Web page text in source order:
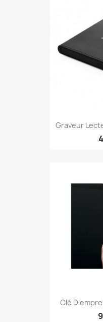
Graveur
Clé